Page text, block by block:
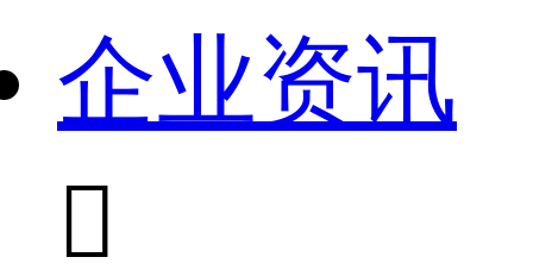
企业资讯
